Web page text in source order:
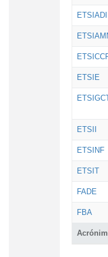
ETSIADI
ETSIE
ETSII
ETSINF
ETSIT
FADE
FBA